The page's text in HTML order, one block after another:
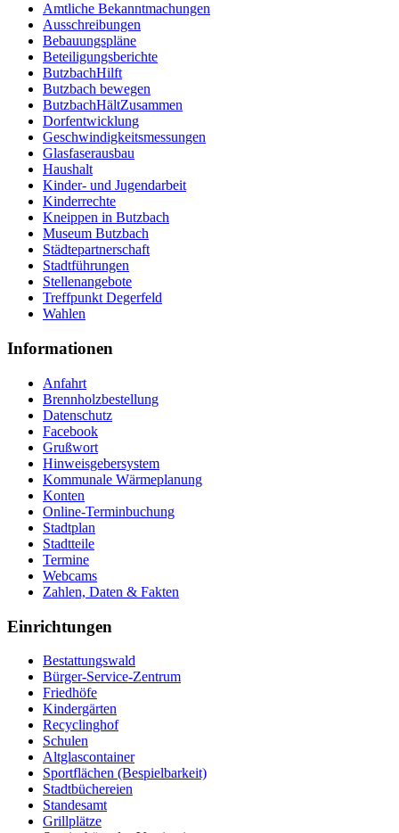
Amtliche Bekanntmachungen
Ausschreibungen
Bebauungspläne
Beteiligungsberichte
ButzbachHilft
Butzbach bewegen
ButzbachHältZusammen
Dorfentwicklung
Geschwindigkeitsmessungen
Glasfaserausbau
Haushalt
Kinder- und Jugendarbeit
Kinderrechte
Kneippen in Butzbach
Museum Butzbach
Städtepartnerschaft
Stadtführungen
Stellenangebote
Treffpunkt Degerfeld
Wahlen
Informationen
Anfahrt
Brennholzbestellung
Datenschutz
Facebook
Grußwort
Hinweisgebersystem
Kommunale Wärmeplanung
Konten
Online-Terminbuchung
Stadtplan
Stadtteile
Termine
Webcams
Zahlen, Daten & Fakten
Einrichtungen
Bestattungswald
Bürger-Service-Zentrum
Friedhöfe
Kindergärten
Recyclinghof
Schulen
Altglascontainer
Sportflächen (Bespielbarkeit)
Stadtbüchereien
Standesamt
Grillplätze